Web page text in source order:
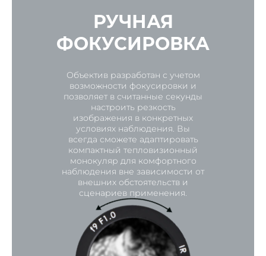
РУЧНАЯ
ФОКУСИРОВКА
Объектив разработан с учетом
возможности фокусировки и
позволяет в считанные секунды
настроить резкость
изображения в конкретных
условиях наблюдения. Вы
всегда сможете адаптировать
компактный тепловизионный
монокуляр для комфортного
наблюдения вне зависимости от
внешних обстоятельств и
сценариев применения.